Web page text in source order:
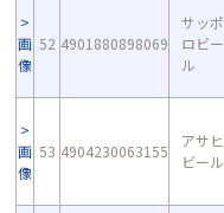
画
像
52 4901880898069
サッポ
ロビー
ル
画
像
53 4904230063155
アサヒ
ビール